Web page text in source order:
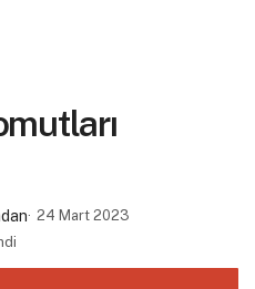
24 Mart 2023